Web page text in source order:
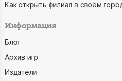
Как открыть филиал в своём
Информация
Блог
Архив игр
Издатели